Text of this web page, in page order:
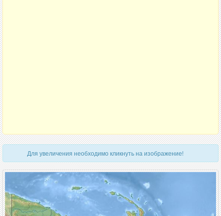
Для увеличения необходимо кликнуть на изображение!